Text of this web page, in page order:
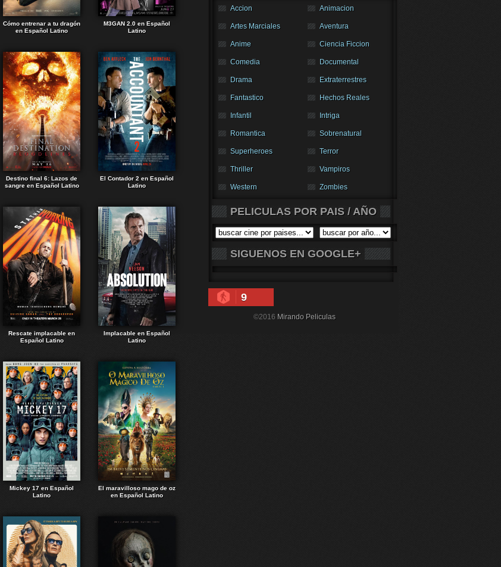
Cómo entrenar a tu dragón
en Español Latino
M3GAN 2.0 en Español
Latino
Destino final 6: Lazos de
sangre en Español Latino
El Contador 2 en Español
Latino
Rescate implacable en
Español Latino
Implacable en Español
Latino
Mickey 17 en Español
Latino
El maravilloso mago de oz
en Español Latino
Accion Animacion
Artes Marciales Aventura
Anime Ciencia Ficcion
Comedia Documental
Drama Extraterrestres
Fantastico Hechos Reales
Infantil Intriga
Romantica Sobrenatural
Superheroes Terror
Thriller Vampiros
Western Zombies
PELICULAS POR PAIS / AÑO
SIGUENOS EN GOOGLE+
9
©2016 Mirando Peliculas